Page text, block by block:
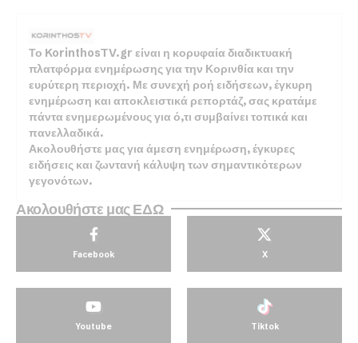
Το KorinthosTV.gr είναι η κορυφαία διαδικτυακή
πλατφόρμα ενημέρωσης για την Κορινθία και την
ευρύτερη περιοχή. Με συνεχή ροή ειδήσεων, έγκυρη
ενημέρωση και αποκλειστικά ρεπορτάζ, σας κρατάμε
πάντα ενημερωμένους για ό,τι συμβαίνει τοπικά και
πανελλαδικά.
Ακολουθήστε μας για άμεση ενημέρωση, έγκυρες
ειδήσεις και ζωντανή κάλυψη των σημαντικότερων
γεγονότων.
Ακολουθήστε μας ΕΔΩ
Facebook X
Youtube Tiktok